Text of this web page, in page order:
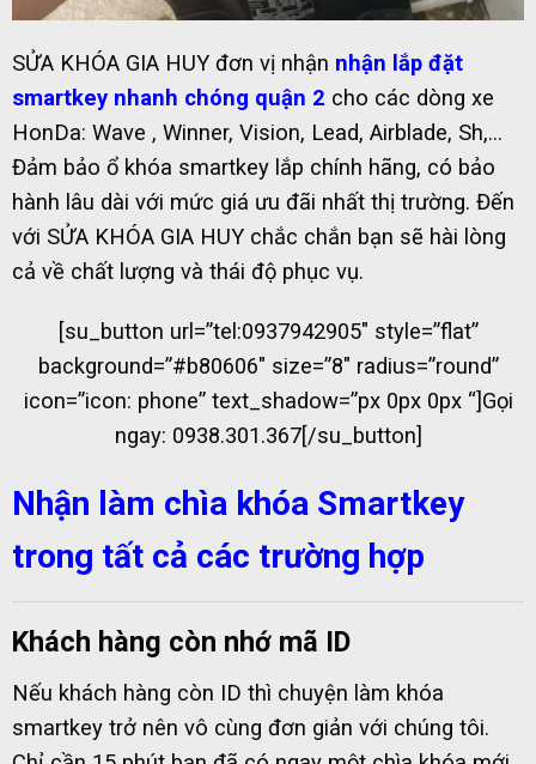
SỬA KHÓA GIA HUY đơn vị nhận nhận lắp đặt
smartkey nhanh chóng quận 2 cho các dòng xe
HonDa: Wave , Winner, Vision, Lead, Airblade, Sh,…
Đảm bảo ổ khóa smartkey lắp chính hãng, có bảo
hành lâu dài với mức giá ưu đãi nhất thị trường. Đến
với SỬA KHÓA GIA HUY chắc chắn bạn sẽ hài lòng
cả về chất lượng và thái độ phục vụ.
[su_button url=”tel:0937942905″ style=”flat”
background=”#b80606″ size=”8″ radius=”round”
icon=”icon: phone” text_shadow=”px 0px 0px “]Gọi
ngay: 0938.301.367[/su_button]
Nhận làm chìa khóa Smartkey
trong tất cả các trường hợp
Khách hàng còn nhớ mã ID
Nếu khách hàng còn ID thì chuyện làm khóa
smartkey trở nên vô cùng đơn giản với chúng tôi.